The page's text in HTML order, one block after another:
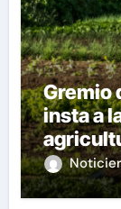
Gremio
insta a